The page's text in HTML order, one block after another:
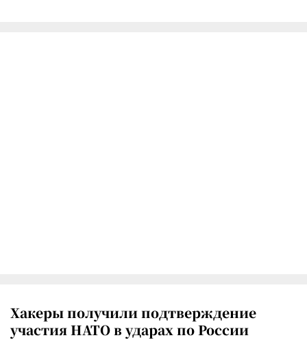
Хакеры получили подтверждение
участия НАТО в ударах по России